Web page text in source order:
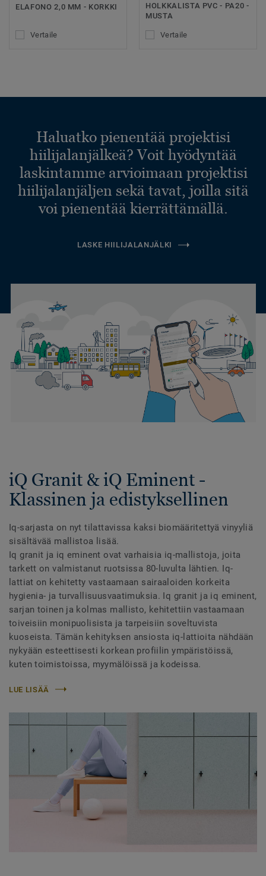
ELAFONO 2,0 MM - KORKKI
Vertaile
HOLKKALISTA PVC - PA20 -
MUSTA
Vertaile
Haluatko pienentää projektisi
hiilijalanjälkeä? Voit hyödyntää
laskintamme arvioimaan projektisi
hiilijalanjäljen sekä tavat, joilla sitä
voi pienentää kierrättämällä.
LASKE HIILIJALANJÄLKI
iQ Granit & iQ Eminent -
Klassinen ja edistyksellinen
Iq-sarjasta on nyt tilattavissa kaksi biomääritettyä vinyyliä
sisältävää mallistoa lisää.
Iq granit ja iq eminent ovat varhaisia iq-mallistoja, joita
tarkett on valmistanut ruotsissa 80-luvulta lähtien. Iq-
lattiat on kehitetty vastaamaan sairaaloiden korkeita
hygienia- ja turvallisuusvaatimuksia. Iq granit ja iq eminent,
sarjan toinen ja kolmas mallisto, kehitettiin vastaamaan
toiveisiin monipuolisista ja tarpeisiin soveltuvista
kuoseista. Tämän kehityksen ansiosta iq-lattioita nähdään
nykyään esteettisesti korkean profiilin ympäristöissä,
kuten toimistoissa, myymälöissä ja kodeissa.
LUE LISÄÄ